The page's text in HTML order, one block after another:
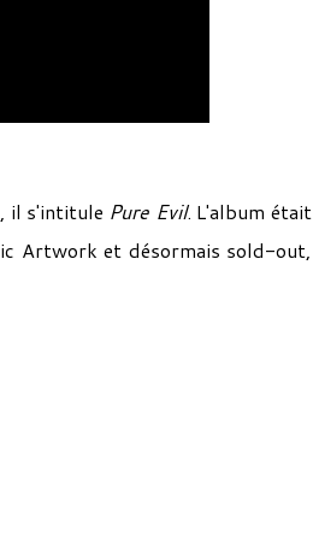
il s'intitule Pure Evil. L'album était
Artwork et désormais sold-out,